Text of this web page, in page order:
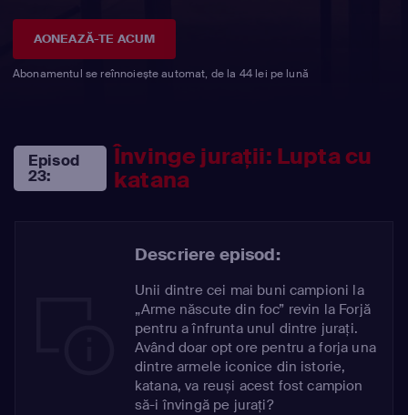
AONEAZĂ-TE ACUM
Abonamentul se reînnoiește automat, de la 44 lei pe lună
Episod
23:
Învinge jurații: Lupta cu
katana
Descriere episod:
Unii dintre cei mai buni campioni la
„Arme născute din foc” revin la Forjă
pentru a înfrunta unul dintre jurați.
Având doar opt ore pentru a forja una
dintre armele iconice din istorie,
katana, va reuși acest fost campion
să-i învingă pe jurați?